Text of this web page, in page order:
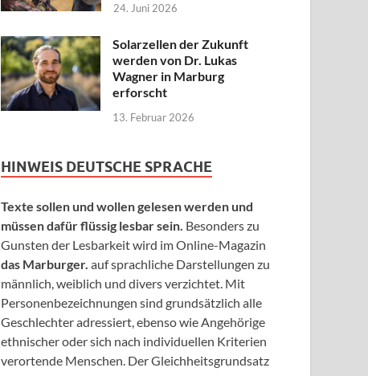
24. Juni 2026
Solarzellen der Zukunft
werden von Dr. Lukas
Wagner in Marburg
erforscht
13. Februar 2026
HINWEIS DEUTSCHE SPRACHE
Texte sollen und wollen gelesen werden und
müssen dafür flüssig lesbar sein. Besonders zu
Gunsten der Lesbarkeit wird im Online-Magazin
das Marburger. auf sprachliche Darstellungen zu
männlich, weiblich und divers verzichtet. Mit
Personenbezeichnungen sind grundsätzlich alle
Geschlechter adressiert, ebenso wie Angehörige
ethnischer oder sich nach individuellen Kriterien
verortende Menschen. Der Gleichheitsgrundsatz